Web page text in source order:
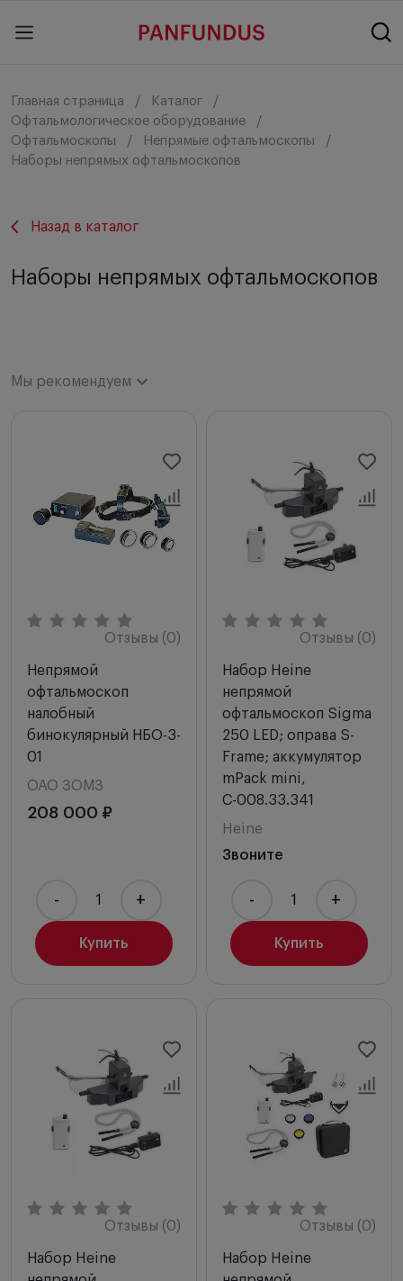
Главная страница
Каталог
Офтальмологическое оборудование
Офтальмоскопы
Непрямые офтальмоскопы
Наборы непрямых офтальмоскопов
Назад в каталог
Наборы непрямых офтальмоскопов
Мы рекомендуем
Цена по возрастанию
Цена по убыванию
Сначала с высоким рейтингом
Отзывы (0)
Непрямой
офтальмоскоп
налобный
бинокулярный НБО-3-
01
ОАО ЗОМЗ
208 000 ₽
Купить
- +
Отзывы (0)
Набор Heine
непрямой
офтальмоскоп Sigma
250 LED; оправа S-
Frame; аккумулятор
mPack mini,
С-008.33.341
Heine
Звоните
Купить
- +
Отзывы (0)
Набор Heine
Отзывы (0)
Набор Heine